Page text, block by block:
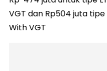
VGT dan Rp504 juta tipe
With VGT